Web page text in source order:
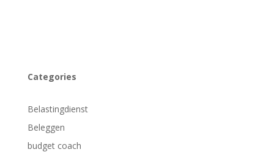
Categories
Belastingdienst
Beleggen
budget coach